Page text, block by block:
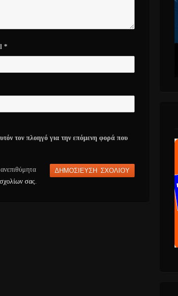
*
τον πλοηγό για την επόμενη φορά που
σας